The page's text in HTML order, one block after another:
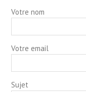
Votre nom
Votre email
Sujet